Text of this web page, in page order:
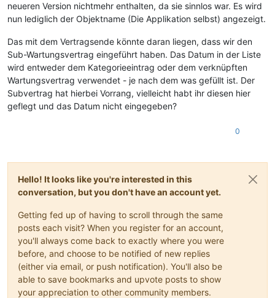
neueren Version nichtmehr enthalten, da sie sinnlos war. Es wird
nun lediglich der Objektname (Die Applikation selbst) angezeigt.
Das mit dem Vertragsende könnte daran liegen, dass wir den
Sub-Wartungsvertrag eingeführt haben. Das Datum in der Liste
wird entweder dem Kategorieeintrag oder dem verknüpften
Wartungsvertrag verwendet - je nach dem was gefüllt ist. Der
Subvertrag hat hierbei Vorrang, vielleicht habt ihr diesen hier
geflegt und das Datum nicht eingegeben?
0
Hello! It looks like you're interested in this
conversation, but you don't have an account yet.
Getting fed up of having to scroll through the same
posts each visit? When you register for an account,
you'll always come back to exactly where you were
before, and choose to be notified of new replies
(either via email, or push notification). You'll also be
able to save bookmarks and upvote posts to show
your appreciation to other community members.